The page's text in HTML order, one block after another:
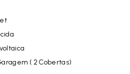
( 2 Cobertas)